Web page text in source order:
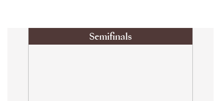
Semifinals